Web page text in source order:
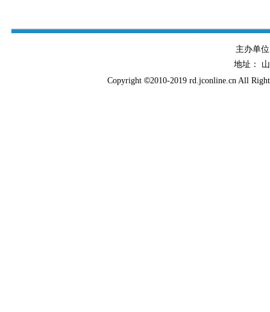
主办
地址：
Copyright ©2010-2019 rd.jconline.cn All